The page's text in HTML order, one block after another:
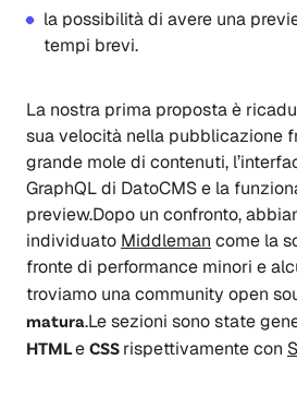
la possibilità di avere una
tempi brevi.
La nostra prima proposta è
sua velocità nella pubblicazione
grande mole di contenuti,
GraphQL di DatoCMS e la
preview.Dopo un confronto,
individuato Middleman come la
fronte di performance minori e
troviamo una community open
matura.Le sezioni sono state
HTMLe CSS rispettivamente con